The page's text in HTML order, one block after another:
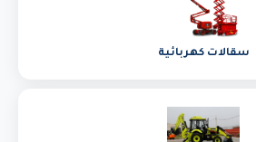
سقالات كهربائية